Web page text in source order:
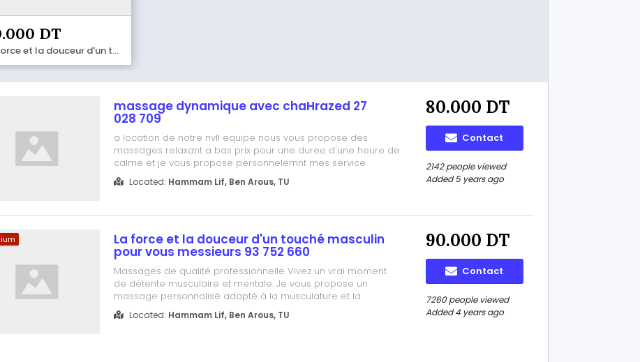
DT
La force et la douceur d'un touché masculin pour vous messieurs 93 752 660
massage dynamique avec chaHrazed 27
028 709
a location de notre nvll equipe nous vous propose des
massages relaxant a bas prix pour une duree d'une heure de
calme et je vous propose personnelemnt mes service
d'epilation au cire ou creme de tt corps vous etes tt
bienvenus 27 028 709
Located: Hammam Lif, Ben Arous, TU
80.000 DT
Contact
2142 people viewed
Added 5 years ago
La force et la douceur d'un touché masculin
pour vous messieurs 93 752 660
Massages de qualité professionnelle Vivez un vrai moment
de détente musculaire et mentale. Je vous propose un
massage personnalisé adapté à la musculature et la
morphologie masculine. Basé sur les méthodes Californienne,
des mouvements fluides et enveloppants ou à peine plus
Located: Hammam Lif, Ben Arous, TU
90.000 DT
Contact
7260 people viewed
Added 4 years ago